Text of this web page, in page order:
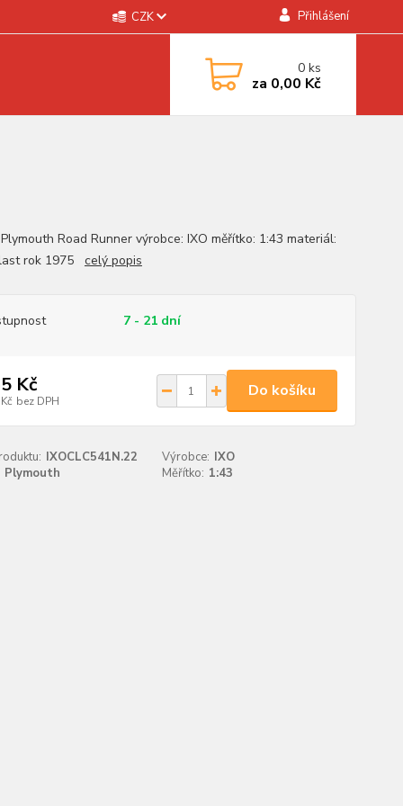
CZK Přihlášení
0ks
za 0,00 Kč
Road Runner výrobce: IXO měřítko: 1:43 materiál:
rok 1975 celý popis
7 - 21 dní
Kč
bez DPH
Do košíku
IXOCLC541N.22 Výrobce: IXO
Plymouth Měřítko: 1:43